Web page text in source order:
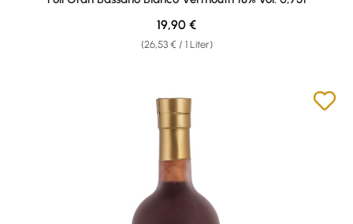
(26,53 € / 1 Liter)
Regulärer Preis:
19,90 €